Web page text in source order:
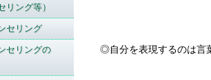
◎自分を表現するのは言
リング等）
セリング
セリングの